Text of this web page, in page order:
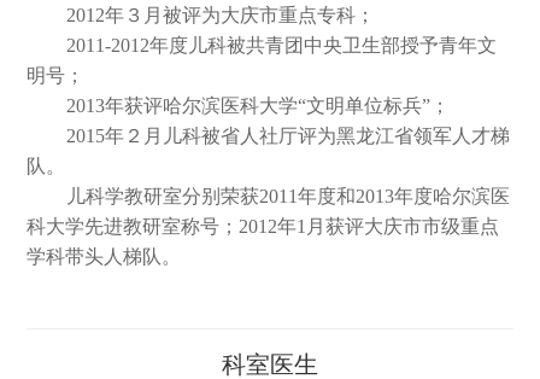
2012年３月被评为大庆市重点专科；
2011-2012年度儿科被共青团中央卫生部授予青年文
明号；
2013年获评哈尔滨医科大学“文明单位标兵”；
2015年２月儿科被省人社厅评为黑龙江省领军人才梯
队。
儿科学教研室分别荣获2011年度和2013年度哈尔滨医
科大学先进教研室称号；2012年1月获评大庆市市级重点
学科带头人梯队。
科室医生